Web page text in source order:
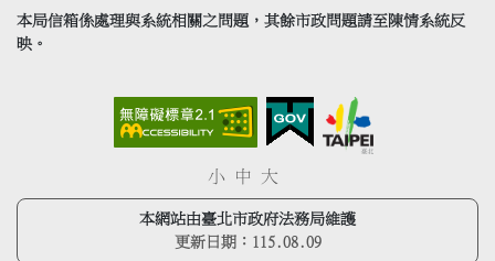
本局信箱係處理與系統相關之問題，其餘市政問題請至陳情系統反
映。
小 中 大
本網站由臺北市政府法務局維護
更新日期： 115.08.09